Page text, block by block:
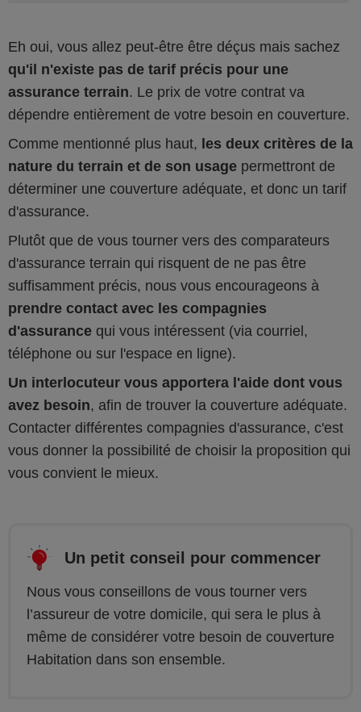
Eh oui, vous allez peut-être être déçus mais sachez
qu'il n'existe pas de tarif précis pour une
assurance terrain. Le prix de votre contrat va
dépendre entièrement de votre besoin en couverture.
Comme mentionné plus haut, les deux critères de la
nature du terrain et de son usage permettront de
déterminer une couverture adéquate, et donc un tarif
d'assurance.
Plutôt que de vous tourner vers des comparateurs
d'assurance terrain qui risquent de ne pas être
suffisamment précis, nous vous encourageons à
prendre contact avec les compagnies
d'assurance qui vous intéressent (via courriel,
téléphone ou sur l'espace en ligne).
Un interlocuteur vous apportera l'aide dont vous
avez besoin, afin de trouver la couverture adéquate.
Contacter différentes compagnies d'assurance, c'est
vous donner la possibilité de choisir la proposition qui
vous convient le mieux.
Un petit conseil pour commencer
Nous vous conseillons de vous tourner vers
l’assureur de votre domicile, qui sera le plus à
même de considérer votre besoin de couverture
Habitation dans son ensemble.